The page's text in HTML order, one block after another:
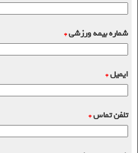
شماره بیمه ورزشی*
ایمیل*
تلفن تماس*